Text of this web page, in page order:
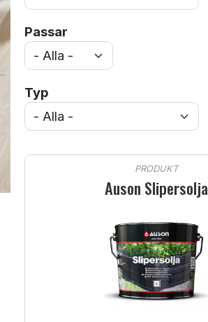
Passar
Typ
PRODUKT
Auson Slipersolja